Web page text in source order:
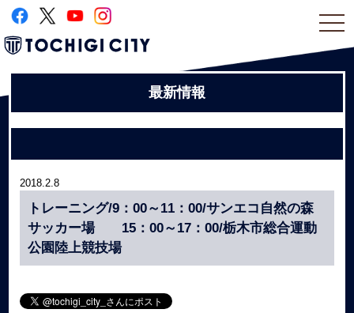
最新情報
2018.2.8
トレーニング/9：00～11：00/サンエコ自然の森
サッカー場 15：00～17：00/栃木市総合運動
公園陸上競技場